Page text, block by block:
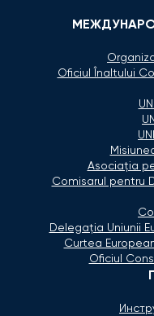
Oficiul Înaltului
Asociaţia
Comisarul pentru
Delegaţia Uniunii
Curtea
Oficiul